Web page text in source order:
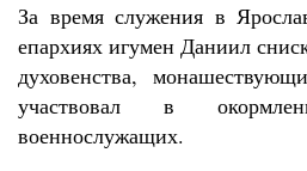
За время служения в
епархиях игумен Даниил
духовенства,
участвовал в
военнослужащих.